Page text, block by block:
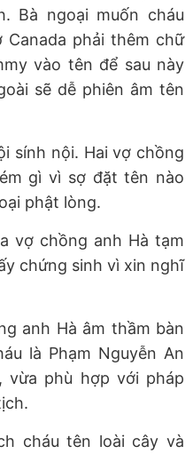
Bà ngoại muốn cháu
phải thêm chữ
vào tên để sau này
sẽ dễ phiên âm tên
sính nội. Hai vợ chồng
gì vì sợ đặt tên nào
phật lòng.
vợ chồng anh Hà tạm
chứng sinh vì xin nghĩ
anh Hà âm thầm bàn
là Phạm Nguyễn An
vừa phù hợp với pháp
cháu tên loài cây và